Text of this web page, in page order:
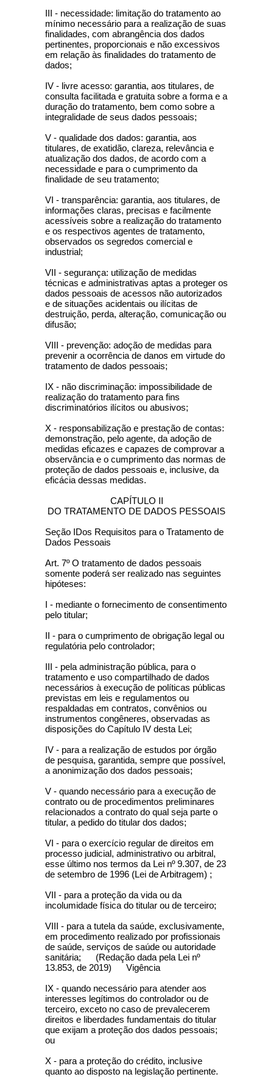
III - necessidade: limitação do tratamento ao
mínimo necessário para a realização de suas
finalidades, com abrangência dos dados
pertinentes, proporcionais e não excessivos
em relação às finalidades do tratamento de
dados;
IV - livre acesso: garantia, aos titulares, de
consulta facilitada e gratuita sobre a forma e a
duração do tratamento, bem como sobre a
integralidade de seus dados pessoais;
V - qualidade dos dados: garantia, aos
titulares, de exatidão, clareza, relevância e
atualização dos dados, de acordo com a
necessidade e para o cumprimento da
finalidade de seu tratamento;
VI - transparência: garantia, aos titulares, de
informações claras, precisas e facilmente
acessíveis sobre a realização do tratamento
e os respectivos agentes de tratamento,
observados os segredos comercial e
industrial;
VII - segurança: utilização de medidas
técnicas e administrativas aptas a proteger os
dados pessoais de acessos não autorizados
e de situações acidentais ou ilícitas de
destruição, perda, alteração, comunicação ou
difusão;
VIII - prevenção: adoção de medidas para
prevenir a ocorrência de danos em virtude do
tratamento de dados pessoais;
IX - não discriminação: impossibilidade de
realização do tratamento para fins
discriminatórios ilícitos ou abusivos;
X - responsabilização e prestação de contas:
demonstração, pelo agente, da adoção de
medidas eficazes e capazes de comprovar a
observância e o cumprimento das normas de
proteção de dados pessoais e, inclusive, da
eficácia dessas medidas.
CAPÍTULO II
DO TRATAMENTO DE DADOS PESSOAIS
Seção IDos Requisitos para o Tratamento de
Dados Pessoais
Art. 7º O tratamento de dados pessoais
somente poderá ser realizado nas seguintes
hipóteses:
I - mediante o fornecimento de consentimento
pelo titular;
II - para o cumprimento de obrigação legal ou
regulatória pelo controlador;
III - pela administração pública, para o
tratamento e uso compartilhado de dados
necessários à execução de políticas públicas
previstas em leis e regulamentos ou
respaldadas em contratos, convênios ou
instrumentos congêneres, observadas as
disposições do Capítulo IV desta Lei;
IV - para a realização de estudos por órgão
de pesquisa, garantida, sempre que possível,
a anonimização dos dados pessoais;
V - quando necessário para a execução de
contrato ou de procedimentos preliminares
relacionados a contrato do qual seja parte o
titular, a pedido do titular dos dados;
VI - para o exercício regular de direitos em
processo judicial, administrativo ou arbitral,
esse último nos termos da Lei nº 9.307, de 23
de setembro de 1996 (Lei de Arbitragem) ;
VII - para a proteção da vida ou da
incolumidade física do titular ou de terceiro;
VIII - para a tutela da saúde, exclusivamente,
em procedimento realizado por profissionais
de saúde, serviços de saúde ou autoridade
sanitária; (Redação dada pela Lei nº
13.853, de 2019) Vigência
IX - quando necessário para atender aos
interesses legítimos do controlador ou de
terceiro, exceto no caso de prevalecerem
direitos e liberdades fundamentais do titular
que exijam a proteção dos dados pessoais;
ou
X - para a proteção do crédito, inclusive
quanto ao disposto na legislação pertinente.